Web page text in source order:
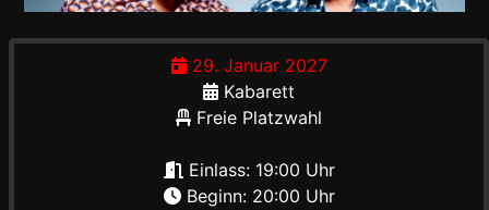
29. Januar 2027
Kabarett
Freie Platzwahl
Einlass: 19:00 Uhr
Beginn: 20:00 Uhr